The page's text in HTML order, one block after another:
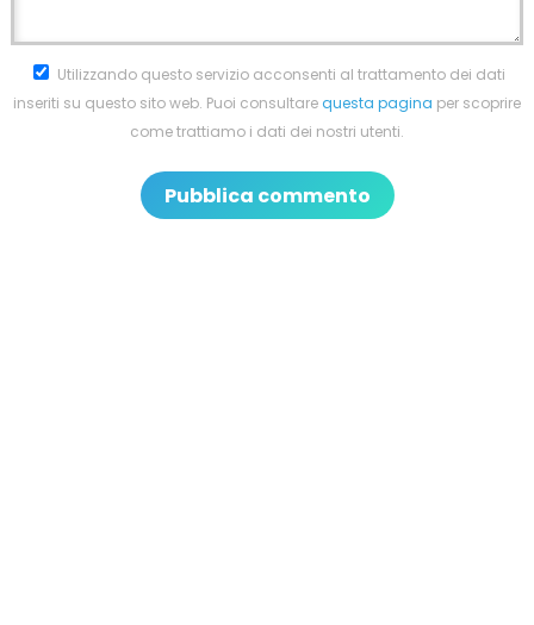
Utilizzando questo servizio acconsenti al trattamento dei dati
inseriti su questo sito web. Puoi consultarequesta pagina per scoprire
come trattiamo i dati dei nostri utenti.